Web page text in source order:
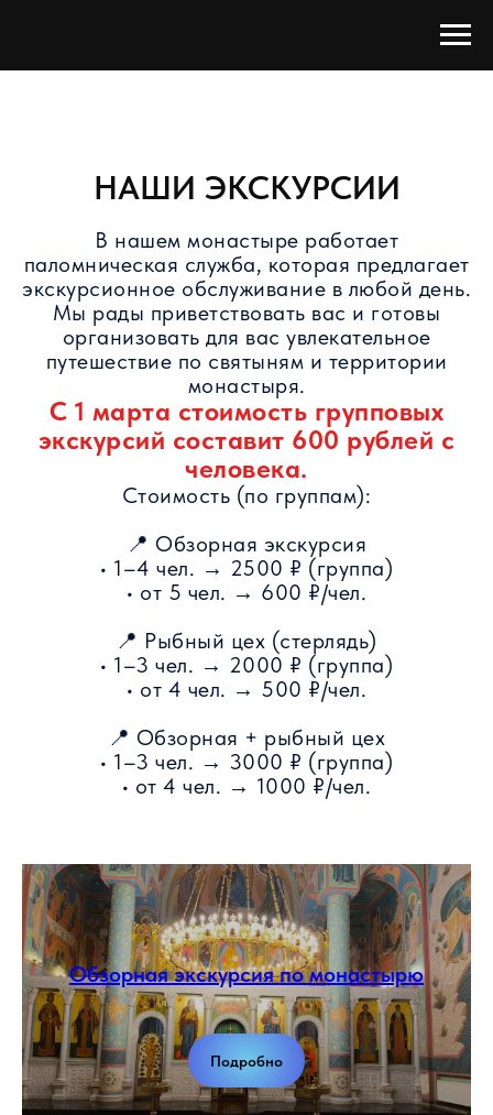
НАШИ ЭКСКУРСИИ
В нашем монастыре работает
паломническая служба, которая предлагает
экскурсионное обслуживание в любой день.
Мы рады приветствовать вас и готовы
организовать для вас увлекательное
путешествие по святыням и территории
монастыря.
С 1 марта стоимость групповых
экскурсий составит 600 рублей с
человека.
Стоимость (по группам):
📍 Обзорная экскурсия
• 1–4 чел. → 2500 ₽ (группа)
• от 5 чел. → 600 ₽/чел.
📍 Рыбный цех (стерлядь)
• 1–3 чел. → 2000 ₽ (группа)
• от 4 чел. → 500 ₽/чел.
📍 Обзорная + рыбный цех
• 1–3 чел. → 3000 ₽ (группа)
• от 4 чел. → 1000 ₽/чел.
Обзорная экскурсия по монастырю
Подробно